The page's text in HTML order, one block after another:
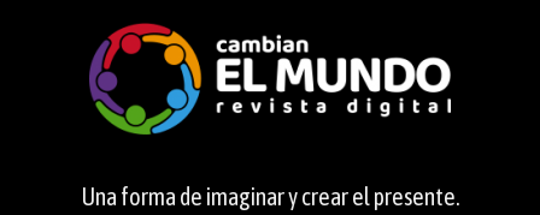
Una forma de imaginar y crear el presente.